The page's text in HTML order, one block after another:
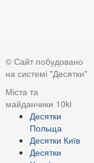
© Сайт побудовано
на системі "Десятки"
Міста та
майданчики 10ki
Десятки
Польща
Десятки Київ
Десятки